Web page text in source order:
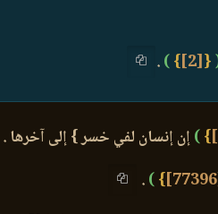
{
[2]
}
)
.
}
)إن إنسان لفي خسر } إلى آخرها .
}
)
.